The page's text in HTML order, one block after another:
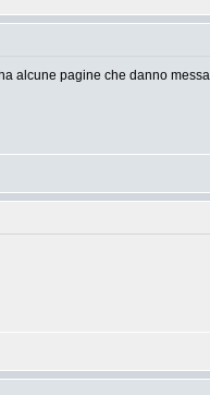
alcune pagine che danno